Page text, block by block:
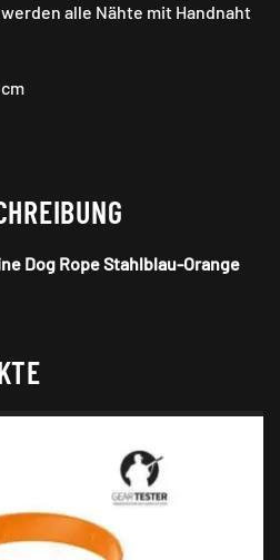
alle Nähte mit Handnaht
Dog Rope Stahlblau-Orange